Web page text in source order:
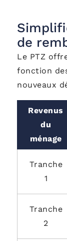
de
Le PTZ
fonction
nouveaux
Revenus
du
ménage
Tranche
1
Tranche
2